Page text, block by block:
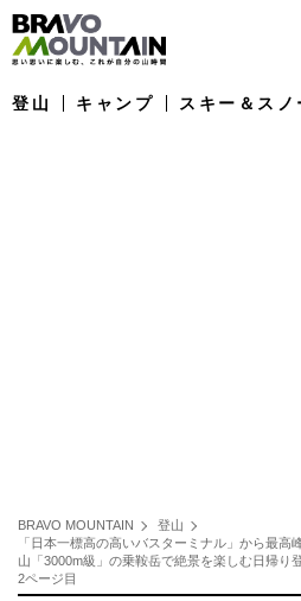
登山 キャンプ スキー＆スノ
BRAVO MOUNTAIN
登山
「日本一標高の高いバスターミナル」から最高
山「3000m級」の乗鞍岳で絶景を楽しむ日帰り
2ページ目